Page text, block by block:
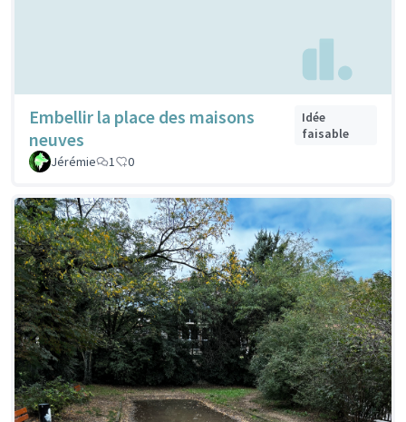
Embellir la place des maisons
neuves
Idée
faisable
Jérémie
1 0